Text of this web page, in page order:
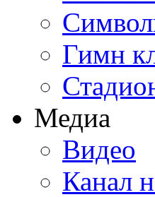
Гимн
Медиа
Видео
Канал